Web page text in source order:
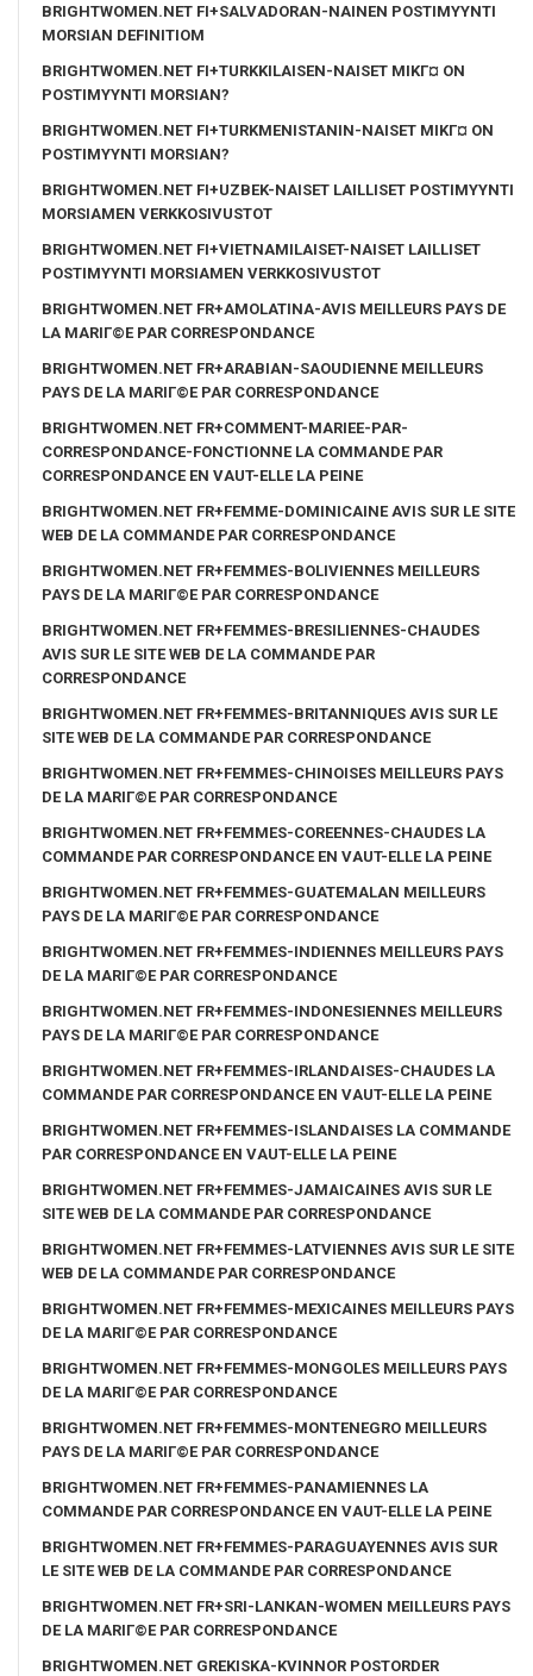
BRIGHTWOMEN.NET FI+SALVADORAN-NAINEN POSTIMYYNTI
MORSIAN DEFINITIOM
BRIGHTWOMEN.NET FI+TURKKILAISEN-NAISET MIKГ¤ ON
POSTIMYYNTI MORSIAN?
BRIGHTWOMEN.NET FI+TURKMENISTANIN-NAISET MIKГ¤ ON
POSTIMYYNTI MORSIAN?
BRIGHTWOMEN.NET FI+UZBEK-NAISET LAILLISET POSTIMYYNTI
MORSIAMEN VERKKOSIVUSTOT
BRIGHTWOMEN.NET FI+VIETNAMILAISET-NAISET LAILLISET
POSTIMYYNTI MORSIAMEN VERKKOSIVUSTOT
BRIGHTWOMEN.NET FR+AMOLATINA-AVIS MEILLEURS PAYS DE
LA MARIГ©E PAR CORRESPONDANCE
BRIGHTWOMEN.NET FR+ARABIAN-SAOUDIENNE MEILLEURS
PAYS DE LA MARIГ©E PAR CORRESPONDANCE
BRIGHTWOMEN.NET FR+COMMENT-MARIEE-PAR-
CORRESPONDANCE-FONCTIONNE LA COMMANDE PAR
CORRESPONDANCE EN VAUT-ELLE LA PEINE
BRIGHTWOMEN.NET FR+FEMME-DOMINICAINE AVIS SUR LE SITE
WEB DE LA COMMANDE PAR CORRESPONDANCE
BRIGHTWOMEN.NET FR+FEMMES-BOLIVIENNES MEILLEURS
PAYS DE LA MARIГ©E PAR CORRESPONDANCE
BRIGHTWOMEN.NET FR+FEMMES-BRESILIENNES-CHAUDES
AVIS SUR LE SITE WEB DE LA COMMANDE PAR
CORRESPONDANCE
BRIGHTWOMEN.NET FR+FEMMES-BRITANNIQUES AVIS SUR LE
SITE WEB DE LA COMMANDE PAR CORRESPONDANCE
BRIGHTWOMEN.NET FR+FEMMES-CHINOISES MEILLEURS PAYS
DE LA MARIГ©E PAR CORRESPONDANCE
BRIGHTWOMEN.NET FR+FEMMES-COREENNES-CHAUDES LA
COMMANDE PAR CORRESPONDANCE EN VAUT-ELLE LA PEINE
BRIGHTWOMEN.NET FR+FEMMES-GUATEMALAN MEILLEURS
PAYS DE LA MARIГ©E PAR CORRESPONDANCE
BRIGHTWOMEN.NET FR+FEMMES-INDIENNES MEILLEURS PAYS
DE LA MARIГ©E PAR CORRESPONDANCE
BRIGHTWOMEN.NET FR+FEMMES-INDONESIENNES MEILLEURS
PAYS DE LA MARIГ©E PAR CORRESPONDANCE
BRIGHTWOMEN.NET FR+FEMMES-IRLANDAISES-CHAUDES LA
COMMANDE PAR CORRESPONDANCE EN VAUT-ELLE LA PEINE
BRIGHTWOMEN.NET FR+FEMMES-ISLANDAISES LA COMMANDE
PAR CORRESPONDANCE EN VAUT-ELLE LA PEINE
BRIGHTWOMEN.NET FR+FEMMES-JAMAICAINES AVIS SUR LE
SITE WEB DE LA COMMANDE PAR CORRESPONDANCE
BRIGHTWOMEN.NET FR+FEMMES-LATVIENNES AVIS SUR LE SITE
WEB DE LA COMMANDE PAR CORRESPONDANCE
BRIGHTWOMEN.NET FR+FEMMES-MEXICAINES MEILLEURS PAYS
DE LA MARIГ©E PAR CORRESPONDANCE
BRIGHTWOMEN.NET FR+FEMMES-MONGOLES MEILLEURS PAYS
DE LA MARIГ©E PAR CORRESPONDANCE
BRIGHTWOMEN.NET FR+FEMMES-MONTENEGRO MEILLEURS
PAYS DE LA MARIГ©E PAR CORRESPONDANCE
BRIGHTWOMEN.NET FR+FEMMES-PANAMIENNES LA
COMMANDE PAR CORRESPONDANCE EN VAUT-ELLE LA PEINE
BRIGHTWOMEN.NET FR+FEMMES-PARAGUAYENNES AVIS SUR
LE SITE WEB DE LA COMMANDE PAR CORRESPONDANCE
BRIGHTWOMEN.NET FR+SRI-LANKAN-WOMEN MEILLEURS PAYS
DE LA MARIГ©E PAR CORRESPONDANCE
BRIGHTWOMEN.NET GREKISKA-KVINNOR POSTORDER